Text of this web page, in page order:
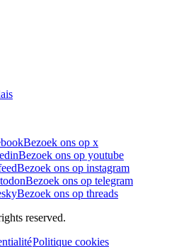
Bezoek ons op x
Bezoek ons op youtube
Bezoek ons op instagram
Bezoek ons op telegram
Bezoek ons op threads
reserved.
Politique cookies